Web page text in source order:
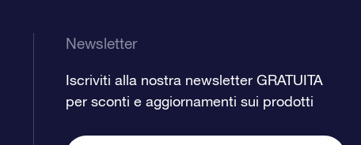
Newsletter
Iscriviti alla nostra newsletter GRATUITA
per sconti e aggiornamenti sui prodotti